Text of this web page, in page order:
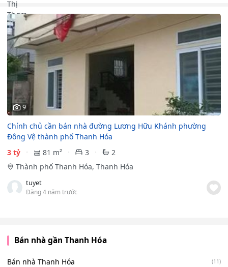
9
Chính chủ cần bán nhà đường Lương Hữu Khánh phường
Đông Vệ thành phố Thanh Hóa
3 tỷ
81 m² 3
2
Thành phố Thanh Hóa, Thanh Hóa
tuyet
Đăng 4 năm trước
Bán nhà gần Thanh Hóa
Bán nhà Thanh Hóa (11)